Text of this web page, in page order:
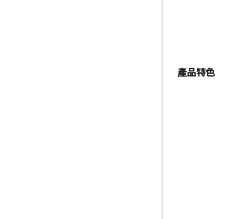
產品特色